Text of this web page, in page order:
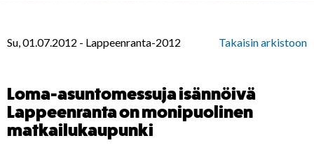
Su, 01.07.2012 - Lappeenranta-2012 Takaisin arkistoon
Loma-asuntomessuja isännöivä
Lappeenranta on monipuolinen
matkailukaupunki